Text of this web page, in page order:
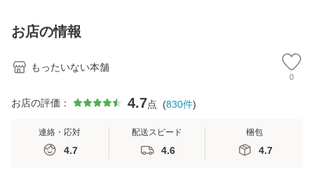
恵 藤本幸三 / 南江
堂 [単行
お店の情報
もったいない本舗
0
お店の評価： 4.7点 (830件)
連絡・応対
4.7
配送スピード
4.6
梱包
4.7